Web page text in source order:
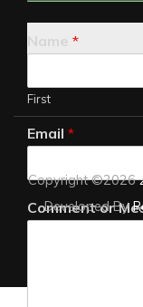
*
First
Email *
Comment or
Copyright ©2026
Developed By